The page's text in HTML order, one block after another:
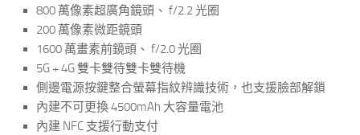
800 萬像素超廣角鏡頭、 f/2.2 光圈
200 萬像素微距鏡頭
1600 萬畫素前鏡頭、 f/2.0 光圈
5G + 4G 雙卡雙待雙卡雙待機
側邊電源按鍵整合螢幕指紋辨識技術，也支援臉部解鎖
內建不可更換 4500mAh 大容量電池
內建 NFC 支援行動支付